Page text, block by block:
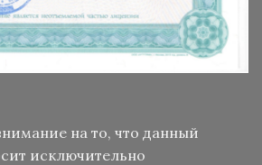
на то, что данный
исключительно